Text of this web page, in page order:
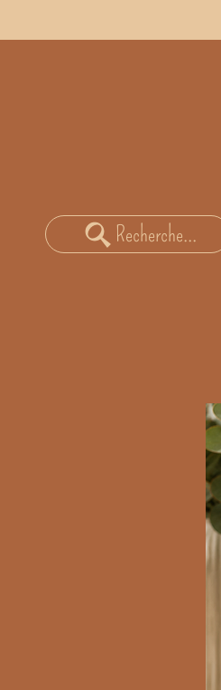
Recherche...